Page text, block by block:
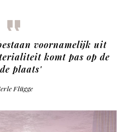
voornamelijk uit
komt pas op de
plaats'
Flügge